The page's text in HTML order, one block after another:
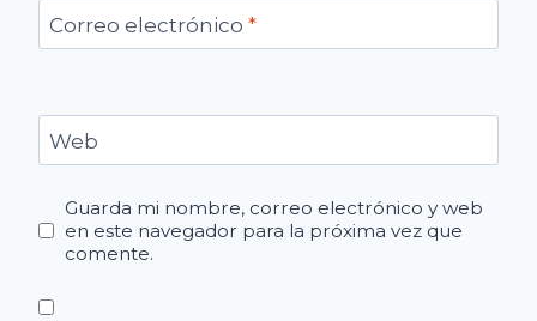
Correo electrónico *
Web
Guarda mi nombre, correo electrónico y web
en este navegador para la próxima vez que
comente.